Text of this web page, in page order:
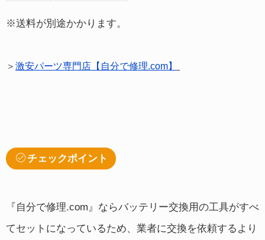
※送料が別途かかります。
＞ 激安パーツ専門店【自分で修理.com】
チェックポイント
『自分で修理.com』ならバッテリー交換用の工具がすべ
てセットになっているため、業者に交換を依頼するより